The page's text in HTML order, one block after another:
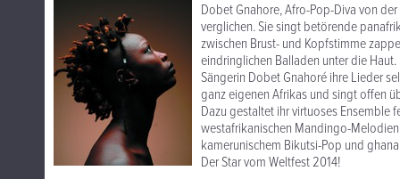
Dobet Gnahore, Afro-Pop-Diva von
verglichen. Sie singt betörende
zwischen Brust- und Kopfstimme
eindringlichen Balladen unter die
Sängerin Dobet Gnahoré ihre Lieder
ganz eigenen Afrikas und singt offen
Dazu gestaltet ihr virtuoses
westafrikanischen Mandingo-
kamerunischem Bikutsi-Pop und
Der Star vom Weltfest 2014!